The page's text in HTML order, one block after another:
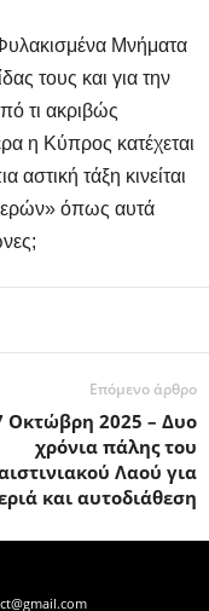
Μνήματα
τους και για την
τι ακριβώς
η Κύπρος κατέχεται
τάξη κινείται
όπως αυτά
Επόμενο άρθρο
Οκτώβρη 2025 – Δυο
χρόνια πάλης του
Λαού για
και αυτοδιάθεση